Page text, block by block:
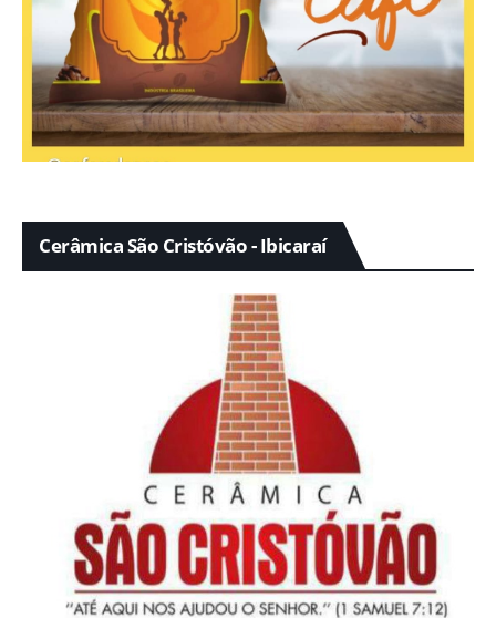
Cerâmica São Cristóvão - Ibicaraí